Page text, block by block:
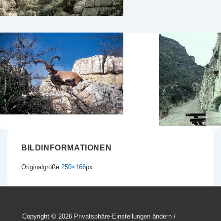
BILDINFORMATIONEN
Originalgröße 250×166px
Copyright © 2026 Privatsphäre-Einstellungen ändern /